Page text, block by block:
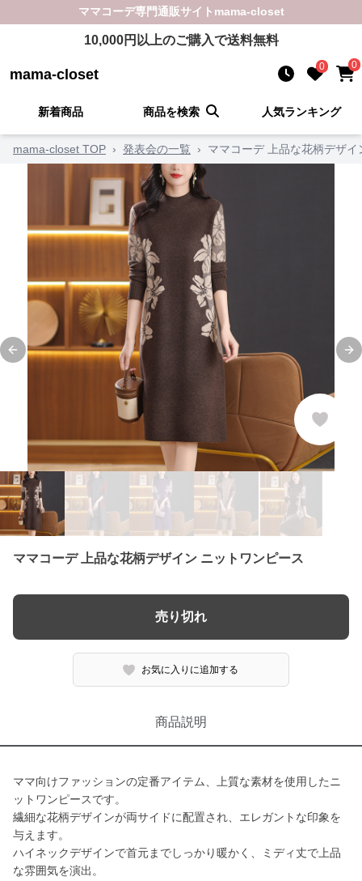
ママコーデ専門通販サイト mama-closet
10,000円以上のご購入で送料無料
mama-closet 0 0
新着商品 商品を検索 人気ランキング
mama-closet TOP › 発表会の一覧 › ママコーデ 上品な花柄デザ
Previous slide
ママコーデ 上品な花柄デザイン ニットワンピース
売り切れ
お気に入りに追加する
商品説明
ママ向けファッションの定番アイテム、上質な素材を使用したニ
ットワンピースです。
繊細な花柄デザインが両サイドに配置され、エレガントな印象を
与えます。
ハイネックデザインで首元までしっかり暖かく、ミディ丈で上品
な雰囲気を演出。